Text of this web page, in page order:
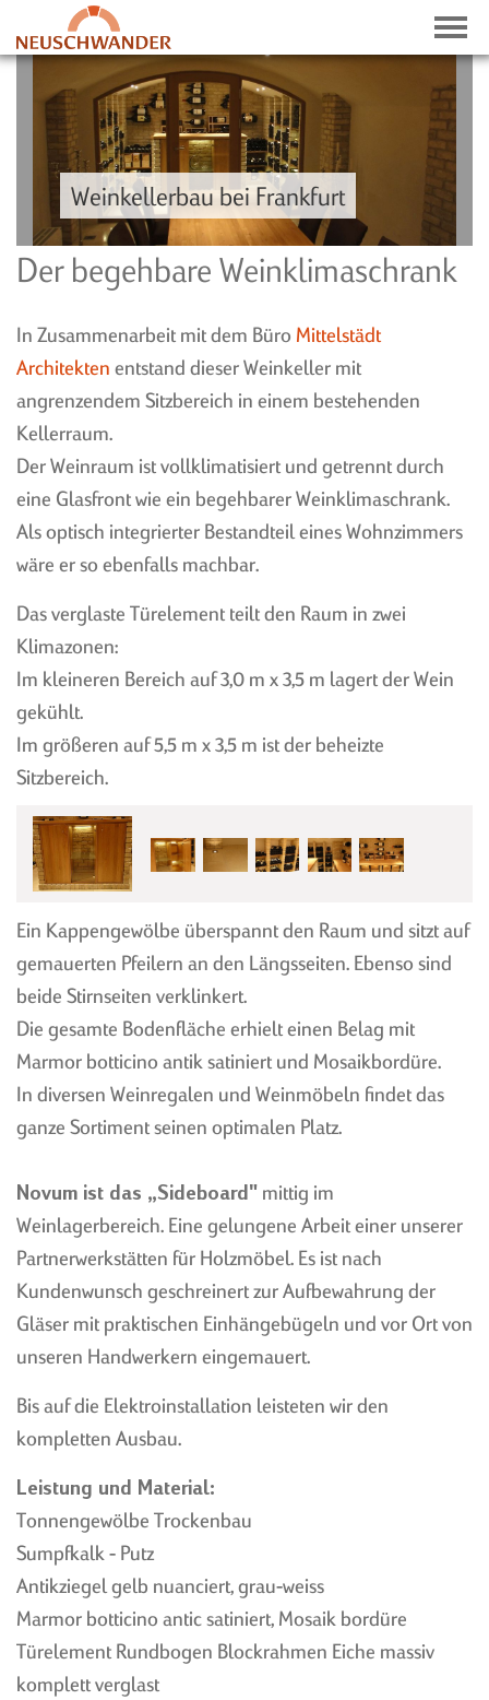
NEWS
HISTORIE
PRESSE-ECHO
PRESSEDOWNLOADS
WEINKELLER
BARRIQUEKELLER
EVENTRAUM
WELLNESS
WEINKELLERBAU
MASSGESCHNEIDERT
HANDWERKERTEAM
WAND UND BODEN
WEINREGALE NACH MASS
TISCH UND SCHRANK
DECKENGESTALTUNG UND
BELEUCHTUNG
TÜR UND TOR
WEINKELLERBAU BIS 20 M²
BARRIQUEKELLER
GEWÖLBEKELLER
SANIERUNG
VINOTHEK, UMBAU IM
WELLNESSBEREICHE
ÜBERSICHT WEINREGAL-
SYSTEME
BLOXTER
CAVINO
HYDROTON
SANDYFORM
WEINREGAL LAGERZIEGEL
AUSSTELLUNG,
WERKSVERKAUF &
ÖFFNUNGSZEITEN
Weinkellerbau bei Frankfurt
Der begehbare Weinklimaschrank
In Zusammenarbeit mit dem Büro Mittelstädt
Architektenentstand dieser Weinkeller mit
angrenzendem Sitzbereich in einem bestehenden
Kellerraum.
Der Weinraum ist vollklimatisiert und getrennt durch
eine Glasfront wie ein begehbarer Weinklimaschrank.
Als optisch integrierter Bestandteil eines Wohnzimmers
wäre er so ebenfalls machbar.
Das verglaste Türelement teilt den Raum in zwei
Klimazonen:
Im kleineren Bereich auf 3,0 m x 3,5 m lagert der Wein
gekühlt.
Im größeren auf 5,5 m x 3,5 m ist der beheizte
Sitzbereich.
Ein Kappengewölbe überspannt den Raum und sitzt auf
gemauerten Pfeilern an den Längsseiten. Ebenso sind
beide Stirnseiten verklinkert.
Die gesamte Bodenfläche erhielt einen Belag mit
Marmor botticino antik satiniert und Mosaikbordüre.
In diversen Weinregalen und Weinmöbeln findet das
ganze Sortiment seinen optimalen Platz.
Novum ist das „Sideboard"mittig im
Weinlagerbereich. Eine gelungene Arbeit einer unserer
Partnerwerkstätten für Holzmöbel. Es ist nach
Kundenwunsch geschreinert zur Aufbewahrung der
Gläser mit praktischen Einhängebügeln und vor Ort von
unseren Handwerkern eingemauert.
Bis auf die Elektroinstallation leisteten wir den
kompletten Ausbau.
Leistung und Material:
Tonnengewölbe Trockenbau
Sumpfkalk - Putz
Antikziegel gelb nuanciert, grau-weiss
Marmor botticino antic satiniert, Mosaik bordüre
Türelement Rundbogen Blockrahmen Eiche massiv
komplett verglast